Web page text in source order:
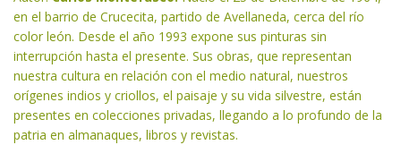
en el barrio de Crucecita, partido de Avellaneda, cerca del río
color león. Desde el año 1993 expone sus pinturas sin
interrupción hasta el presente. Sus obras, que representan
nuestra cultura en relación con el medio natural, nuestros
orígenes indios y criollos, el paisaje y su vida silvestre, están
presentes en colecciones privadas, llegando a lo profundo de la
patria en almanaques, libros y revistas.